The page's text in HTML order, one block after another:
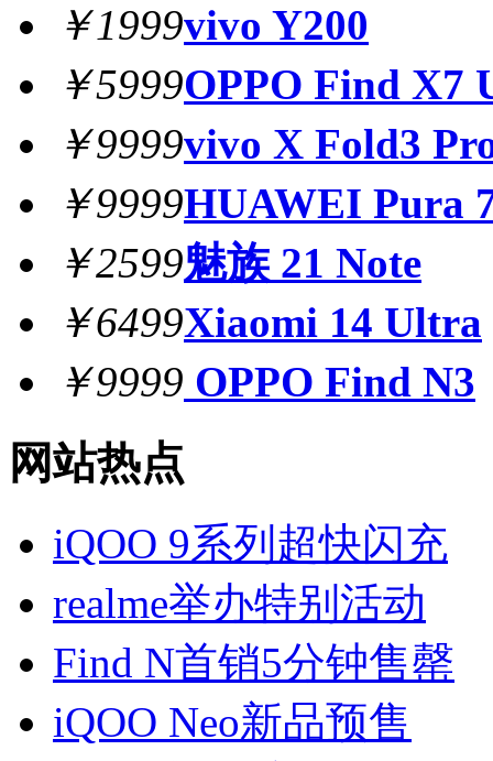
￥1999vivo Y200
￥5999OPPO Find X7
￥9999vivo X Fold3
￥9999HUAWEI Pura
￥2599魅族 21 Note
￥6499Xiaomi 14 Ultra
￥9999 OPPO Find N3
网站热点
iQOO 9系列超快闪充
realme举办特别活动
Find N首销5分钟售罄
iQOO Neo新品预售